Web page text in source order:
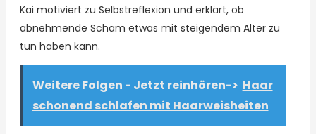
Kai motiviert zu Selbstreflexion und erklärt, ob
abnehmende Scham etwas mit steigendem Alter zu
tun haben kann.
Weitere Folgen - Jetzt reinhören-> Haar
schonend schlafen mit Haarweisheiten